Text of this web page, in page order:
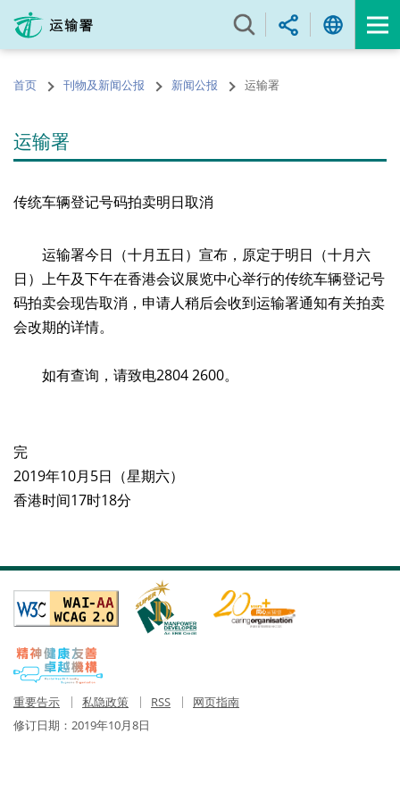
内
的首页 刊物及新闻公报 新闻公报 运输署
运输署
传统车辆登记号码拍卖明日取消
运输署今日（十月五日）宣布，原定于明日（十月六
日）上午及下午在香港会议展览中心举行的传统车辆登记号
码拍卖会现告取消，申请人稍后会收到运输署通知有关拍卖
会改期的详情。
​ 如有查询，请致电2804 2600。
完
2019年10月5日（星期六）
香港时间17时18分
重要告示 私隐政策 RSS
网页指南
修订日期： 2019年10月8日